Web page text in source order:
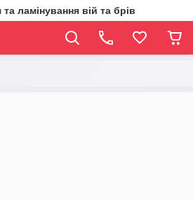
ламінування вій та брів